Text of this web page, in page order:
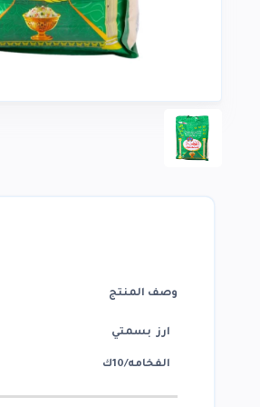
وصف المنتج
ارز بسمتي
الفخامه/10ك